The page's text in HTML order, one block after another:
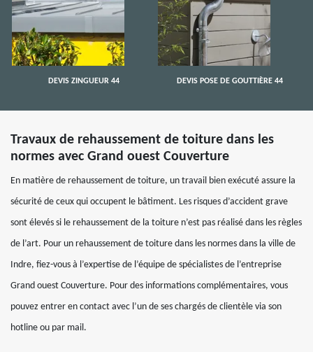
DEVIS ZINGUEUR 44 DEVIS POSE DE GOUTTIÈRE 44
Travaux de rehaussement de toiture dans les
normes avec Grand ouest Couverture
En matière de rehaussement de toiture, un travail bien exécuté assure la
sécurité de ceux qui occupent le bâtiment. Les risques d’accident grave
sont élevés si le rehaussement de la toiture n’est pas réalisé dans les règles
de l’art. Pour un rehaussement de toiture dans les normes dans la ville de
Indre, fiez-vous à l’expertise de l’équipe de spécialistes de l’entreprise
Grand ouest Couverture. Pour des informations complémentaires, vous
pouvez entrer en contact avec l’un de ses chargés de clientèle via son
hotline ou par mail.